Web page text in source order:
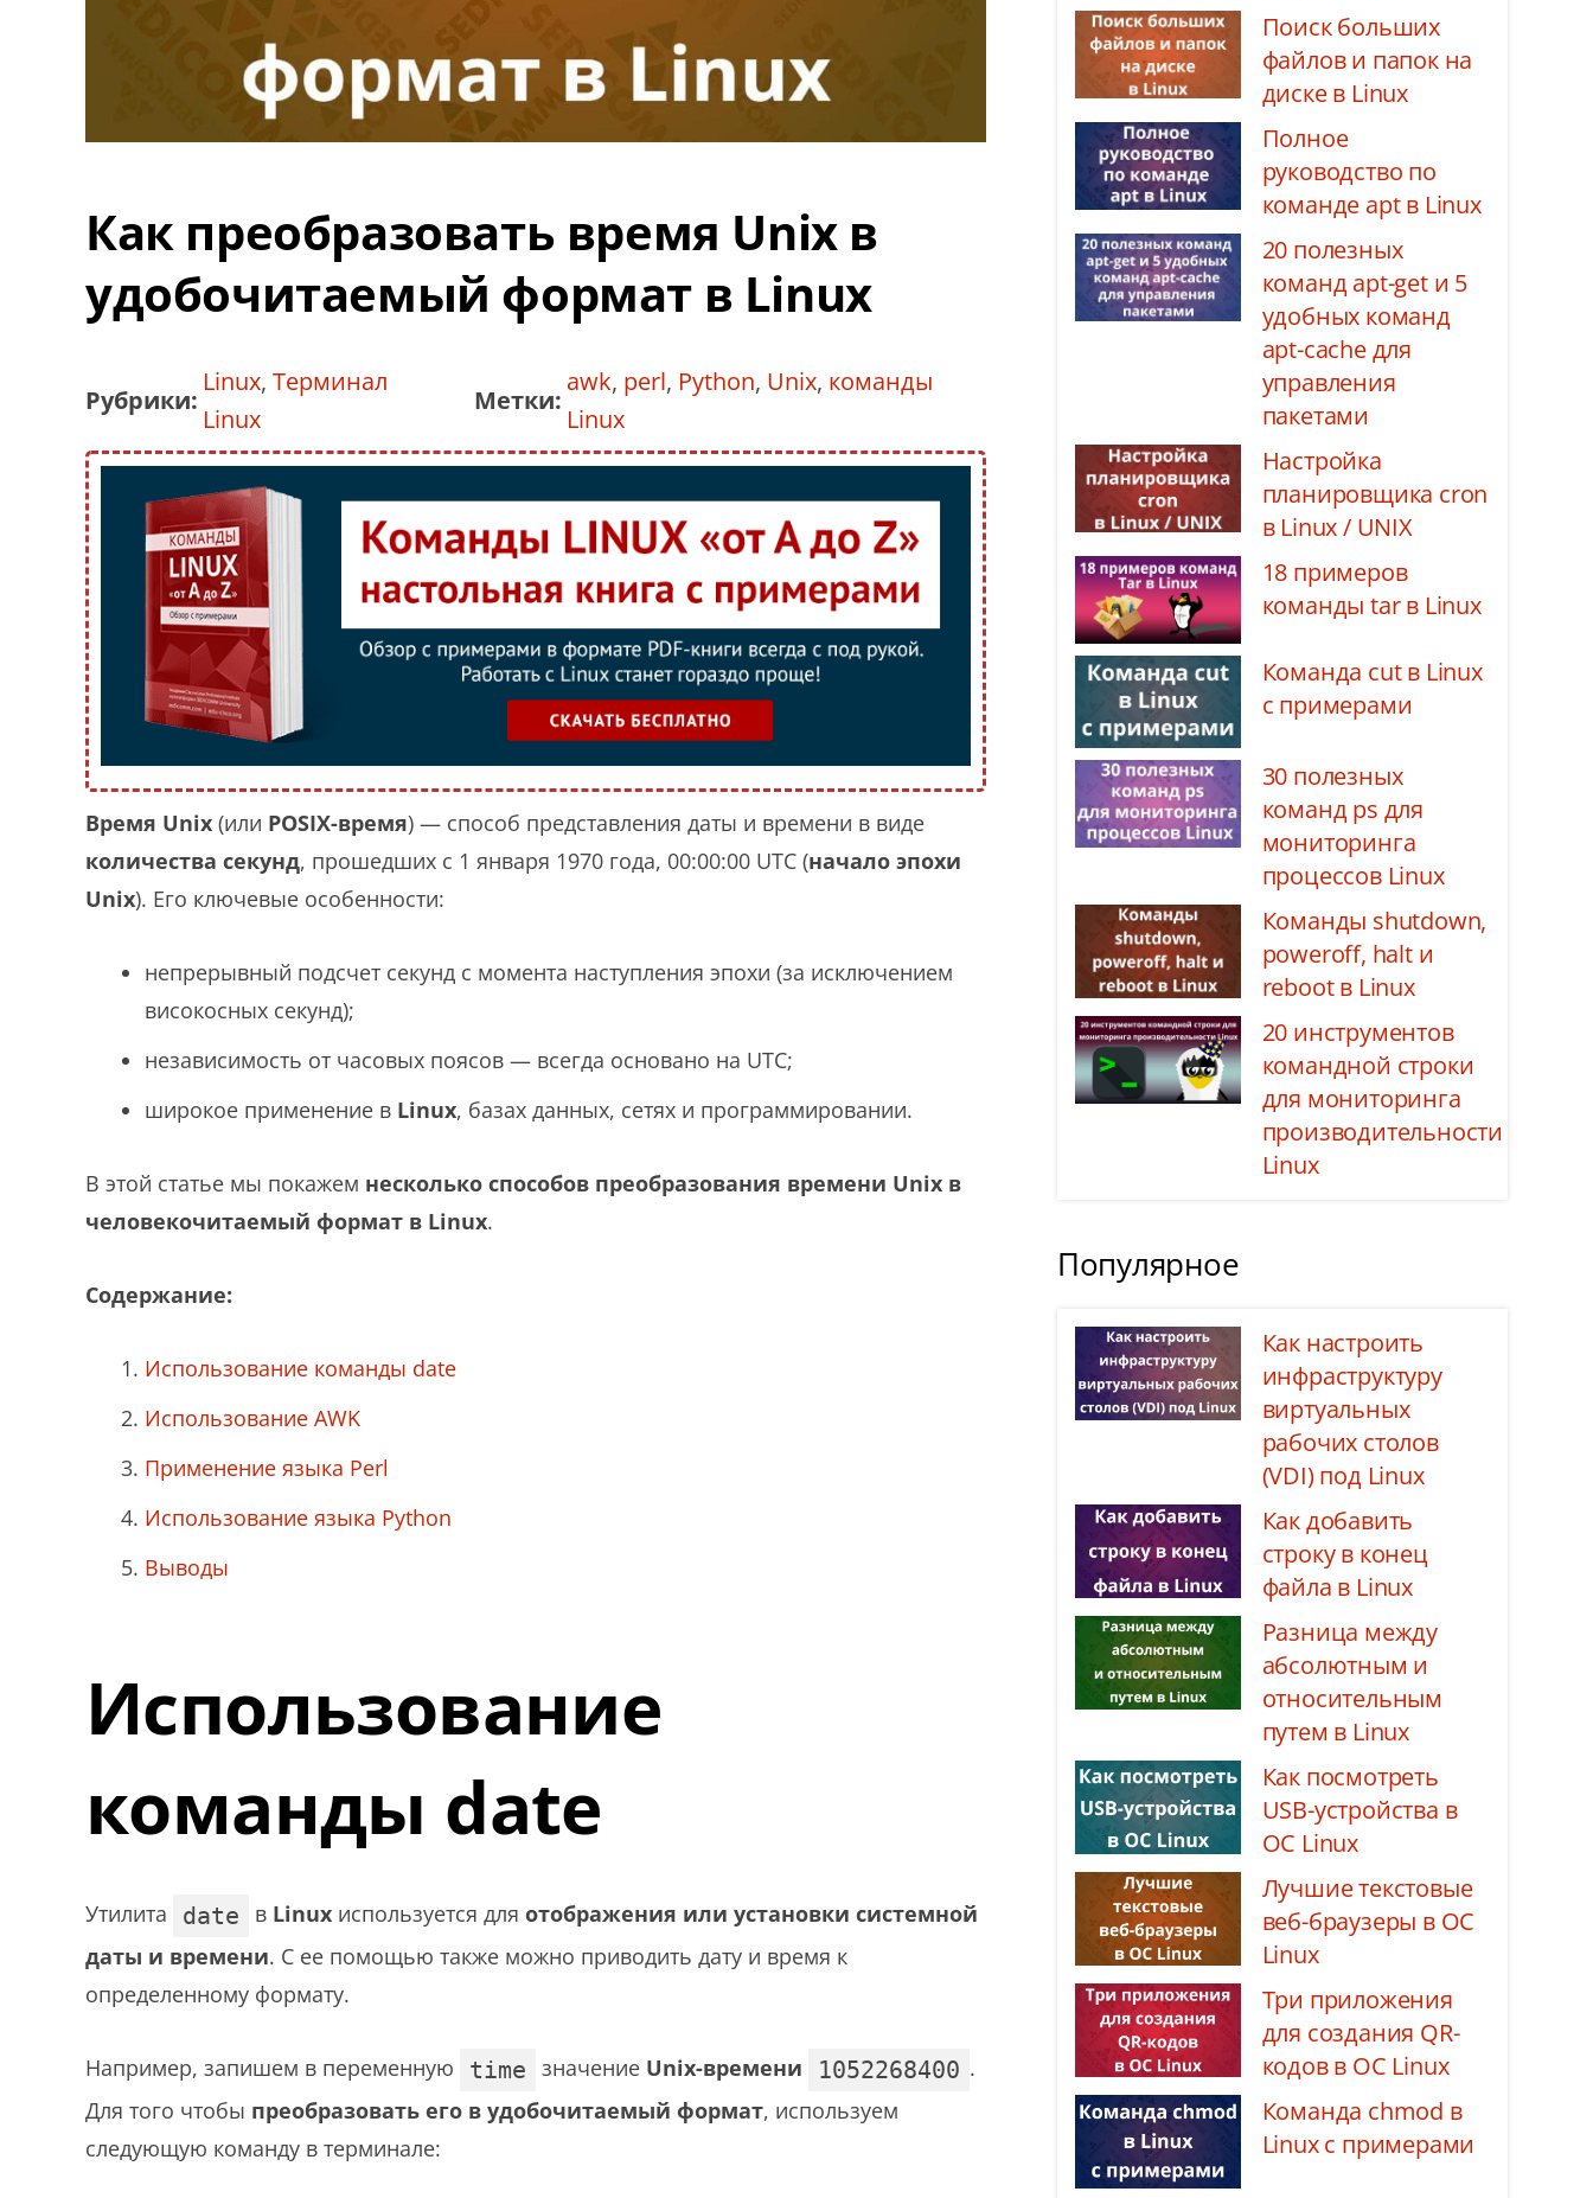
Как преобразовать время Unix в
удобочитаемый формат в Linux
Рубрики:
Linux, Терминал
Linux
Метки:
awk, perl, Python, Unix, команды
Linux
Время Unix (или POSIX-время) — способ представления даты и времени в виде
количества секунд, прошедших с 1 января 1970 года, 00:00:00 UTC (начало эпохи
Unix). Его ключевые особенности:
непрерывный подсчет секунд с момента наступления эпохи (за исключением
високосных секунд);
независимость от часовых поясов — всегда основано на UTC;
широкое применение в Linux, базах данных, сетях и программировании.
В этой статье мы покажем несколько способов преобразования времени Unix в
человекочитаемый формат в Linux.
Содержание:
Использование команды date
Использование AWK
Применение языка Perl
Использование языка Python
Выводы
Использование
команды date
Утилита date в Linux используется для отображения или установки системной
даты и времени. С ее помощью также можно приводить дату и время к
определенному формату.
Например, запишем в переменную time значение Unix-времени 1052268400 .
Для того чтобы преобразовать его в удобочитаемый формат, используем
следующую команду в терминале:
Поиск больших
файлов и папок на
диске в Linux
Полное
руководство по
команде apt в Linux
20 полезных
команд apt-get и 5
удобных команд
apt-cache для
управления
пакетами
Настройка
планировщика cron
в Linux / UNIX
18 примеров
команды tar в Linux
Команда cut в Linux
с примерами
30 полезных
команд ps для
мониторинга
процессов Linux
Команды shutdown,
poweroff, halt и
reboot в Linux
20 инструментов
командной строки
для мониторинга
производительности
Linux
Популярное
Как настроить
инфраструктуру
виртуальных
рабочих столов
(VDI) под Linux
Как добавить
строку в конец
файла в Linux
Разница между
абсолютным и
относительным
путем в Linux
Как посмотреть
USB-устройства в
ОС Linux
Лучшие текстовые
веб-браузеры в ОС
Linux
Три приложения
для создания QR-
кодов в ОС Linux
Команда chmod в
Linux с примерами